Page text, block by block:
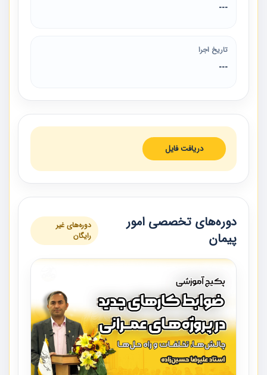
---
تاریخ اجرا
---
دریافت فایل
دوره‌های تخصصی امور
پیمان
دوره‌های غیر
رایگان